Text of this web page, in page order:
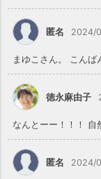
匿名 2024/
まゆこさん。 こん
徳永麻由子
なんとーー！！！ 自
匿名 2024/